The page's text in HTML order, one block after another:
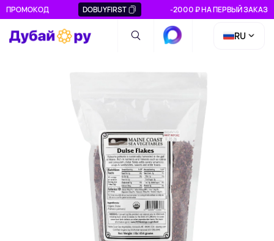
ПРОМОКОД DOBUYFIRST -2000 ₽ НА ПЕРВЫЙ ЗАКАЗ
RU